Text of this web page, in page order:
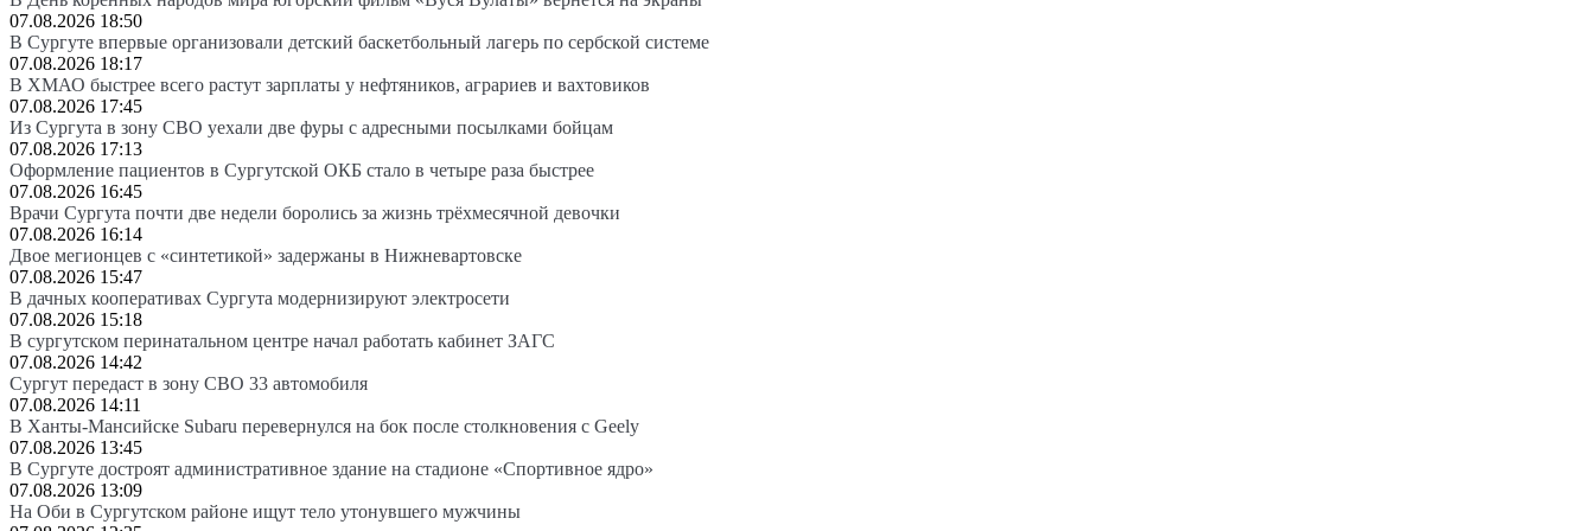
07.08.2026 18:50
В Сургуте впервые организовали детский баскетбольный лагерь по сербской системе
07.08.2026 18:17
В ХМАО быстрее всего растут зарплаты у нефтяников, аграриев и вахтовиков
07.08.2026 17:45
Из Сургута в зону СВО уехали две фуры с адресными посылками бойцам
07.08.2026 17:13
Оформление пациентов в Сургутской ОКБ стало в четыре раза быстрее
07.08.2026 16:45
Врачи Сургута почти две недели боролись за жизнь трёхмесячной девочки
07.08.2026 16:14
Двое мегионцев с «синтетикой» задержаны в Нижневартовске
07.08.2026 15:47
В дачных кооперативах Сургута модернизируют электросети
07.08.2026 15:18
В сургутском перинатальном центре начал работать кабинет ЗАГС
07.08.2026 14:42
Сургут передаст в зону СВО 33 автомобиля
07.08.2026 14:11
В Ханты-Мансийске Subaru перевернулся на бок после столкновения с Geely
07.08.2026 13:45
В Сургуте достроят административное здание на стадионе «Спортивное ядро»
07.08.2026 13:09
На Оби в Сургутском районе ищут тело утонувшего мужчины